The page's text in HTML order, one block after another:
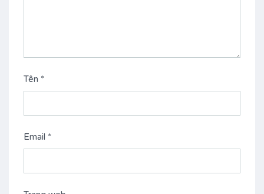
Tên *
Email *